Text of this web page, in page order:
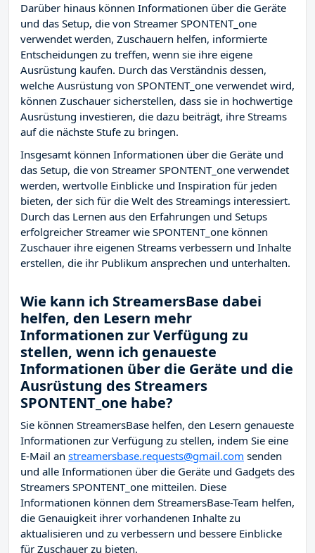
Darüber hinaus können Informationen über die Geräte
und das Setup, die von Streamer SPONTENT_one
verwendet werden, Zuschauern helfen, informierte
Entscheidungen zu treffen, wenn sie ihre eigene
Ausrüstung kaufen. Durch das Verständnis dessen,
welche Ausrüstung von SPONTENT_one verwendet wird,
können Zuschauer sicherstellen, dass sie in hochwertige
Ausrüstung investieren, die dazu beiträgt, ihre Streams
auf die nächste Stufe zu bringen.
Insgesamt können Informationen über die Geräte und
das Setup, die von Streamer SPONTENT_one verwendet
werden, wertvolle Einblicke und Inspiration für jeden
bieten, der sich für die Welt des Streamings interessiert.
Durch das Lernen aus den Erfahrungen und Setups
erfolgreicher Streamer wie SPONTENT_one können
Zuschauer ihre eigenen Streams verbessern und Inhalte
erstellen, die ihr Publikum ansprechen und unterhalten.
Wie kann ich StreamersBase dabei
helfen, den Lesern mehr
Informationen zur Verfügung zu
stellen, wenn ich genaueste
Informationen über die Geräte und die
Ausrüstung des Streamers
SPONTENT_one habe?
Sie können StreamersBase helfen, den Lesern genaueste
Informationen zur Verfügung zu stellen, indem Sie eine
E-Mail an streamersbase.requests@gmail.com senden
und alle Informationen über die Geräte und Gadgets des
Streamers SPONTENT_one mitteilen. Diese
Informationen können dem StreamersBase-Team helfen,
die Genauigkeit ihrer vorhandenen Inhalte zu
aktualisieren und zu verbessern und bessere Einblicke
für Zuschauer zu bieten.